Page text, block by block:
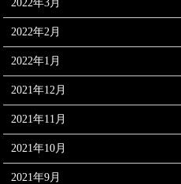
2022年3月
2022年2月
2022年1月
2021年12月
2021年11月
2021年10月
2021年9月